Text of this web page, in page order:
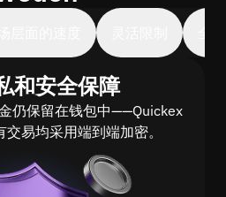
和安全保障
仍保留在钱包中——Quickex
易均采用端到端加密。